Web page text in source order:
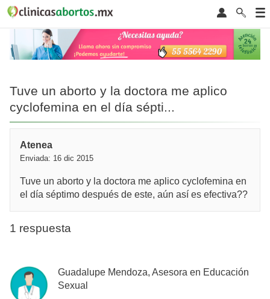
Tuve un aborto y la doctora me aplico
cyclofemina en el día sépti...
Atenea
Enviada: 16 dic 2015
Tuve un aborto y la doctora me aplico cyclofemina en
el día séptimo después de este, aún así es efectiva??
1 respuesta
Guadalupe Mendoza, Asesora en Educación
Sexual